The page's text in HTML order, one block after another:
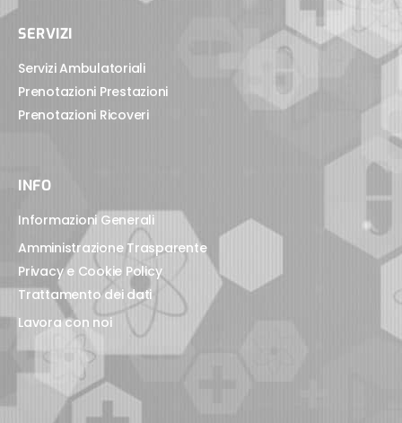
SERVIZI
Servizi Ambulatoriali
Prenotazioni Prestazioni
Prenotazioni Ricoveri
INFO
Informazioni Generali
Amministrazione Trasparente
Privacy e Cookie Policy
Trattamento dei dati
Lavora con noi